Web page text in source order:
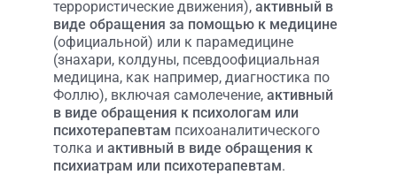
террористические движения), активный в
виде обращения за помощью к медицине
(официальной) или к парамедицине
(знахари, колдуны, псевдоофициальная
медицина, как например, диагностика по
Фоллю), включая самолечение, активный
в виде обращения к психологам или
психотерапевтам психоаналитического
толка и активный в виде обращения к
психиатрам или психотерапевтам.